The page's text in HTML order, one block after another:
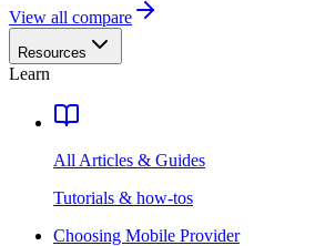
View all compare
Resources
Learn
All Articles & Guides
Tutorials & how-tos
Choosing Mobile Provider